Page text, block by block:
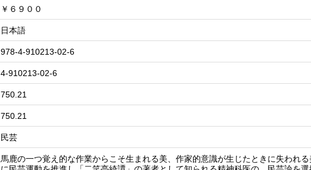
￥６９００
日本語
978-4-910213-02-6
4-910213-02-6
750.21
750.21
民芸
馬鹿の一つ覚え的な作業からこそ生まれる美、作家的意識が生じたときに失われ